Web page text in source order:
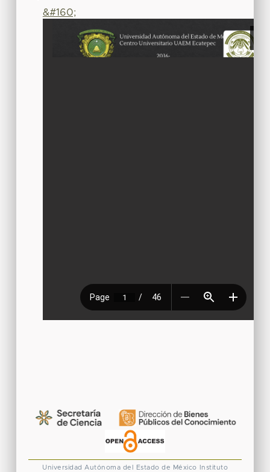
&#160;
Universidad Autónoma del Estado de México Instituto